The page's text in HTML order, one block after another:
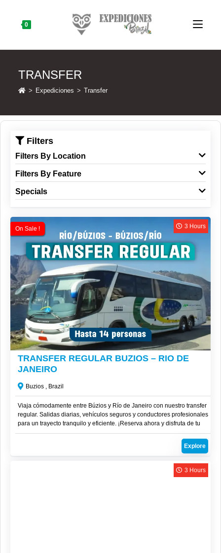
content 0
TRANSFER
> Expediciones > Transfer
Filters
Filters By Location
Filters By Feature
Specials
On Sale !
R$180
3 Hours
TRANSFER REGULAR BUZIOS – RIO DE
JANEIRO
Buzios , Brazil
Viaja cómodamente entre Búzios y Río de Janeiro con nuestro transfer
regular. Salidas diarias, vehículos seguros y conductores profesionales
para un trayecto tranquilo y eficiente. ¡Reserva ahora y disfruta de tu
viaje sin complicaciones!
Explore
3 Hours